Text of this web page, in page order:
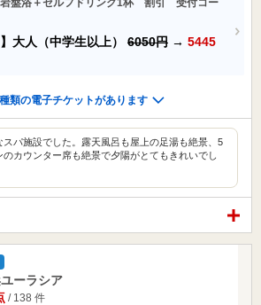
岩盤浴＋セルフドリンク1杯 割引 受付コー
大人（中学生以上） 6050円 → 5445
類の電子チケットがあります
スパ施設でした。露天風呂も屋上の足湯も絶景、5
のカウンター席も絶景で夕陽がとてもきれいでし
ーラシア
/ 138 件